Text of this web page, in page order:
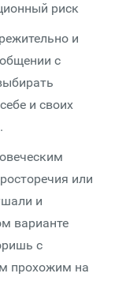
риск
и
с
и своих
или
и
варианте
с
прохожим на